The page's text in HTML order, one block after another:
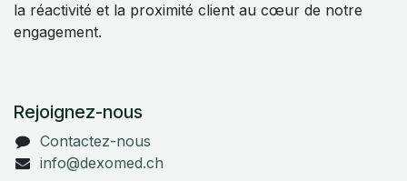
la réactivité et la proximité client au cœur de notre
engagement.
Rejoignez-nous
Contactez-nous
info@dexomed.ch